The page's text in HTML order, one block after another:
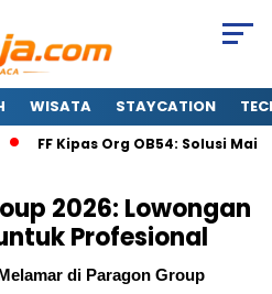
WISATA STAYCATION
FF Kipas Org OB54: Solusi Main
2026: Lowongan
Profesional
di Paragon Group